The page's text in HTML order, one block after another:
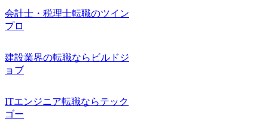
会計士・税理士転職のツイン
プロ
建設業界の転職ならビルドジ
ョブ
ITエンジニア転職ならテック
ゴー